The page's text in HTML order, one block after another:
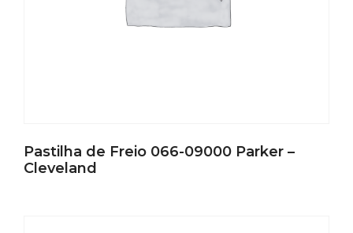
Pastilha de Freio 066-09000 Parker –
Cleveland